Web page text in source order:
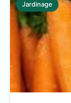
Jardinage